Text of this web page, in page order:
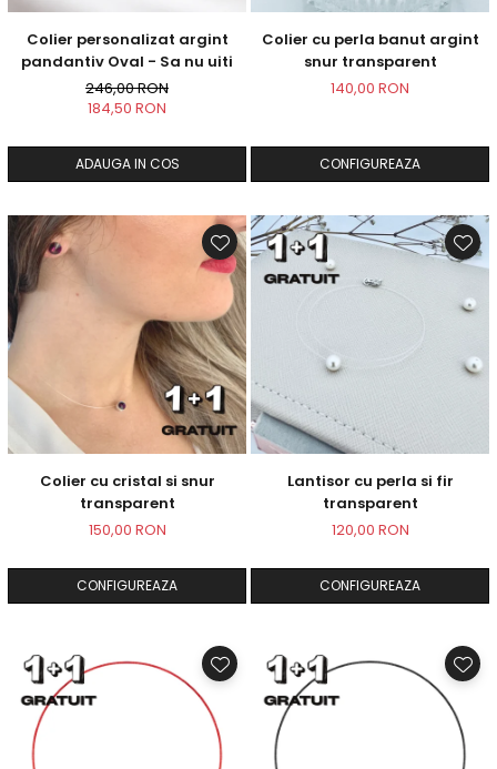
Colier personalizat argint
pandantiv Oval - Sa nu uiti
246,00 RON
184,50 RON
ADAUGA IN COS
Colier cu perla banut argint
snur transparent
140,00 RON
CONFIGUREAZA
Colier cu cristal si snur
transparent
150,00 RON
CONFIGUREAZA
Lantisor cu perla si fir
transparent
120,00 RON
CONFIGUREAZA